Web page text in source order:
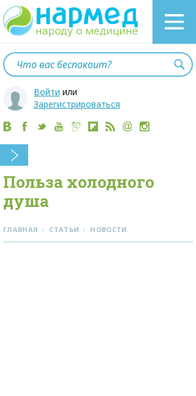
Войти или
Зарегистрироваться
Польза холодного
душа
ГЛАВНАЯ › СТАТЬИ › НОВОСТИ